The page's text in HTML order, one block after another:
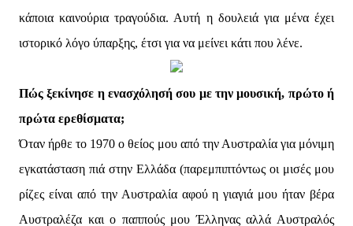
κάποια καινούρια τραγούδια. Αυτή η δουλειά για μένα έχει
ιστορικό λόγο ύπαρξης, έτσι για να μείνει κάτι που λένε.
Πώς ξεκίνησε η ενασχόλησή σου με την μουσική, πρώτο ή
πρώτα ερεθίσματα;
Όταν ήρθε το 1970 ο θείος μου από την Αυστραλία για μόνιμη
εγκατάσταση πιά στην Ελλάδα (παρεμπιπτόντως οι μισές μου
ρίζες είναι από την Αυστραλία αφού η γιαγιά μου ήταν βέρα
Αυστραλέζα και ο παππούς μου Έλληνας αλλά Αυστραλός